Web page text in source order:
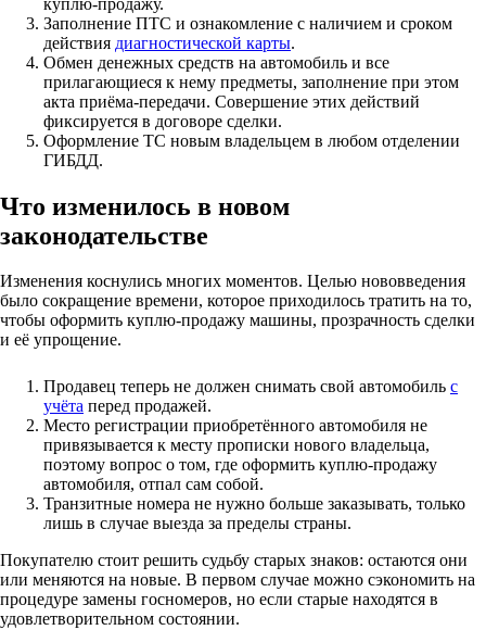
Заполнение ПТС и ознакомление с наличием и сроком
действия диагностической карты.
Обмен денежных средств на автомобиль и все
прилагающиеся к нему предметы, заполнение при этом
акта приёма-передачи. Совершение этих действий
фиксируется в договоре сделки.
Оформление ТС новым владельцем в любом отделении
ГИБДД.
Что изменилось в новом
законодательстве
Изменения коснулись многих моментов. Целью нововведения
было сокращение времени, которое приходилось тратить на то,
чтобы оформить куплю-продажу машины, прозрачность сделки
и её упрощение.
Продавец теперь не должен снимать свой автомобиль с
учёта перед продажей.
Место регистрации приобретённого автомобиля не
привязывается к месту прописки нового владельца,
поэтому вопрос о том, где оформить куплю-продажу
автомобиля, отпал сам собой.
Транзитные номера не нужно больше заказывать, только
лишь в случае выезда за пределы страны.
Покупателю стоит решить судьбу старых знаков: остаются они
или меняются на новые. В первом случае можно сэкономить на
процедуре замены госномеров, но если старые находятся в
удовлетворительном состоянии.